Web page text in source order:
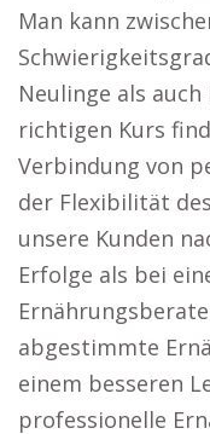
Man kann
Neulinge als
richtigen Kurs
Verbindung von
der Flexibilität
unsere Kunden
Erfolge als bei
abgestimmte
einem besseren
professionelle